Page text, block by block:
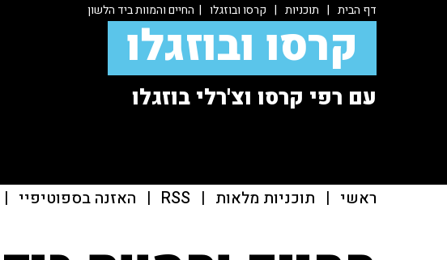
דף הבית | תוכניות | קרסו ובוזגלו | החיים והמוות ביד הלשון
קרסו ובוזגלו
עם רפי קרסו וצ'רלי בוזגלו
ראשי | תוכניות מלאות |
RSS
| האזנה בספוטיפיי |